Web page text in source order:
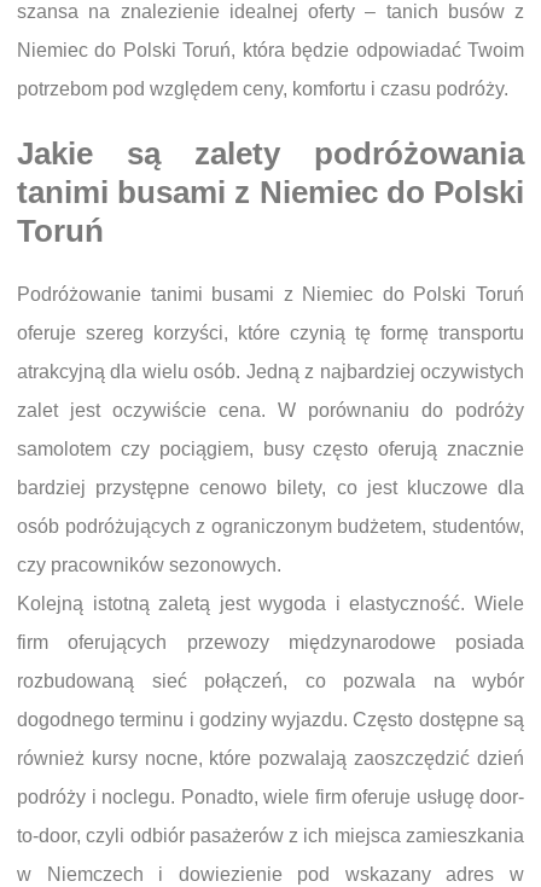
szansa na znalezienie idealnej oferty – tanich busów z
Niemiec do Polski Toruń, która będzie odpowiadać Twoim
potrzebom pod względem ceny, komfortu i czasu podróży.
Jakie są zalety podróżowania
tanimi busami z Niemiec do Polski
Toruń
Podróżowanie tanimi busami z Niemiec do Polski Toruń
oferuje szereg korzyści, które czynią tę formę transportu
atrakcyjną dla wielu osób. Jedną z najbardziej oczywistych
zalet jest oczywiście cena. W porównaniu do podróży
samolotem czy pociągiem, busy często oferują znacznie
bardziej przystępne cenowo bilety, co jest kluczowe dla
osób podróżujących z ograniczonym budżetem, studentów,
czy pracowników sezonowych.
Kolejną istotną zaletą jest wygoda i elastyczność. Wiele
firm oferujących przewozy międzynarodowe posiada
rozbudowaną sieć połączeń, co pozwala na wybór
dogodnego terminu i godziny wyjazdu. Często dostępne są
również kursy nocne, które pozwalają zaoszczędzić dzień
podróży i noclegu. Ponadto, wiele firm oferuje usługę door-
to-door, czyli odbiór pasażerów z ich miejsca zamieszkania
w Niemczech i dowiezienie pod wskazany adres w